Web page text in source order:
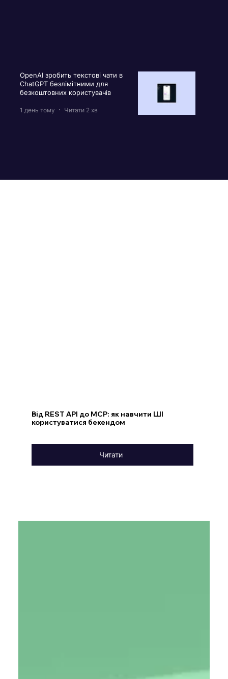
Від REST API до MCP: як навчити ШІ
користуватися бекендом
Читати
OpenAI зробить текстові чати в
ChatGPT безлімітними для
безкоштовних користувачів
1 день тому Читати 2 хв